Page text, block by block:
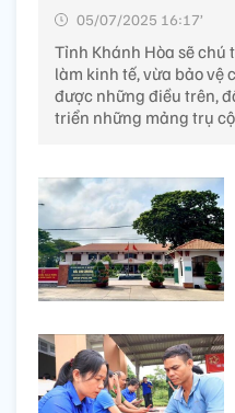
05/07/2025 16:17’
Tỉnh Khánh Hòa sẽ
làm kinh tế, vừa bảo vệ
được những điều trên,
triển những mảng trụ